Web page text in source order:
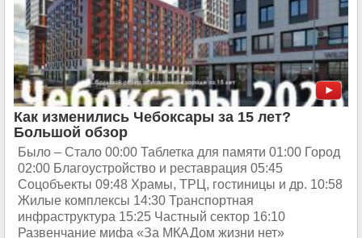
Как изменились Чебоксары за 15 лет?
Большой обзор
Было – Стало 00:00 Таблетка для памяти 01:00 Город
02:00 Благоустройство и реставрация 05:45
Соцобъекты 09:48 Храмы, ТРЦ, гостиницы и др. 10:58
Жилые комплексы 14:30 Транспортная
инфраструктура 15:25 Частный сектор 16:10
Развенчание мифа «За МКАДом жизни нет»